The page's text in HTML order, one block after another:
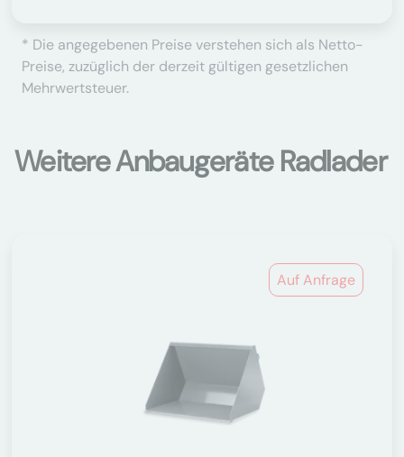
* Die angegebenen Preise verstehen sich als Netto-
Preise, zuzüglich der derzeit gültigen gesetzlichen
Mehrwertsteuer.
Weitere Anbaugeräte Radlader
Auf Anfrage